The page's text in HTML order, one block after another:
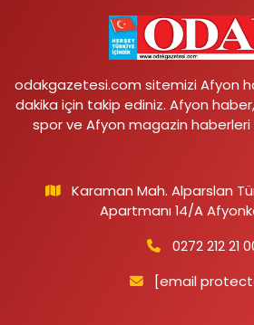
odakgazetesi.com sitemizi Afyon
dakika için takip ediniz. Afyon
spor ve Afyon magazin haberleri
Karaman Mah. Alparslan
Apartmanı 14/A
0272 212 21
[email